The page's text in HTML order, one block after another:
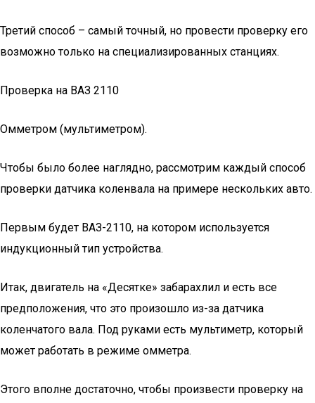
Третий способ – самый точный, но провести проверку его
возможно только на специализированных станциях.
Проверка на ВАЗ 2110
Омметром (мультиметром).
Чтобы было более наглядно, рассмотрим каждый способ
проверки датчика коленвала на примере нескольких авто.
Первым будет ВАЗ-2110, на котором используется
индукционный тип устройства.
Итак, двигатель на «Десятке» забарахлил и есть все
предположения, что это произошло из-за датчика
коленчатого вала. Под руками есть мультиметр, который
может работать в режиме омметра.
Этого вполне достаточно, чтобы произвести проверку на